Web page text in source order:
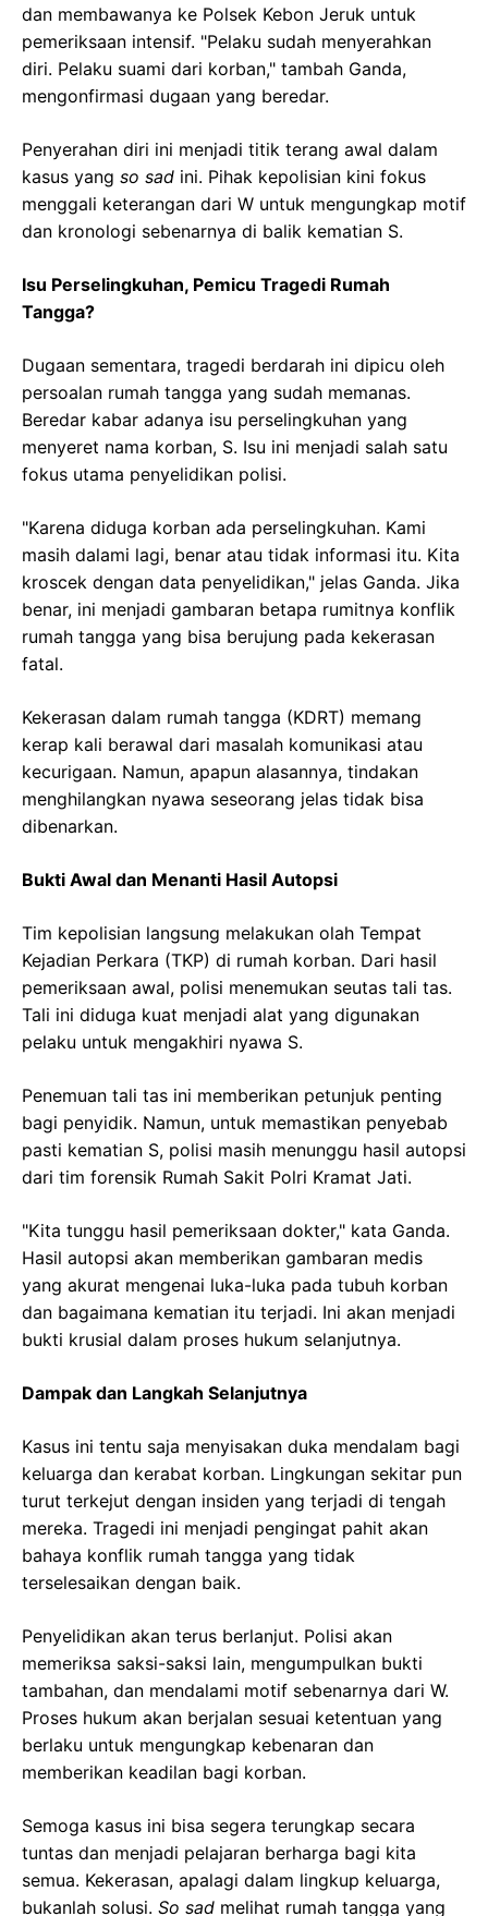
dan membawanya ke Polsek Kebon Jeruk untuk
pemeriksaan intensif. "Pelaku sudah menyerahkan
diri. Pelaku suami dari korban," tambah Ganda,
mengonfirmasi dugaan yang beredar.
Penyerahan diri ini menjadi titik terang awal dalam
kasus yang so sad ini. Pihak kepolisian kini fokus
menggali keterangan dari W untuk mengungkap motif
dan kronologi sebenarnya di balik kematian S.
Isu Perselingkuhan, Pemicu Tragedi Rumah
Tangga?
Dugaan sementara, tragedi berdarah ini dipicu oleh
persoalan rumah tangga yang sudah memanas.
Beredar kabar adanya isu perselingkuhan yang
menyeret nama korban, S. Isu ini menjadi salah satu
fokus utama penyelidikan polisi.
"Karena diduga korban ada perselingkuhan. Kami
masih dalami lagi, benar atau tidak informasi itu. Kita
kroscek dengan data penyelidikan," jelas Ganda. Jika
benar, ini menjadi gambaran betapa rumitnya konflik
rumah tangga yang bisa berujung pada kekerasan
fatal.
Kekerasan dalam rumah tangga (KDRT) memang
kerap kali berawal dari masalah komunikasi atau
kecurigaan. Namun, apapun alasannya, tindakan
menghilangkan nyawa seseorang jelas tidak bisa
dibenarkan.
Bukti Awal dan Menanti Hasil Autopsi
Tim kepolisian langsung melakukan olah Tempat
Kejadian Perkara (TKP) di rumah korban. Dari hasil
pemeriksaan awal, polisi menemukan seutas tali tas.
Tali ini diduga kuat menjadi alat yang digunakan
pelaku untuk mengakhiri nyawa S.
Penemuan tali tas ini memberikan petunjuk penting
bagi penyidik. Namun, untuk memastikan penyebab
pasti kematian S, polisi masih menunggu hasil autopsi
dari tim forensik Rumah Sakit Polri Kramat Jati.
"Kita tunggu hasil pemeriksaan dokter," kata Ganda.
Hasil autopsi akan memberikan gambaran medis
yang akurat mengenai luka-luka pada tubuh korban
dan bagaimana kematian itu terjadi. Ini akan menjadi
bukti krusial dalam proses hukum selanjutnya.
Dampak dan Langkah Selanjutnya
Kasus ini tentu saja menyisakan duka mendalam bagi
keluarga dan kerabat korban. Lingkungan sekitar pun
turut terkejut dengan insiden yang terjadi di tengah
mereka. Tragedi ini menjadi pengingat pahit akan
bahaya konflik rumah tangga yang tidak
terselesaikan dengan baik.
Penyelidikan akan terus berlanjut. Polisi akan
memeriksa saksi-saksi lain, mengumpulkan bukti
tambahan, dan mendalami motif sebenarnya dari W.
Proses hukum akan berjalan sesuai ketentuan yang
berlaku untuk mengungkap kebenaran dan
memberikan keadilan bagi korban.
Semoga kasus ini bisa segera terungkap secara
tuntas dan menjadi pelajaran berharga bagi kita
semua. Kekerasan, apalagi dalam lingkup keluarga,
bukanlah solusi. So sad melihat rumah tangga yang